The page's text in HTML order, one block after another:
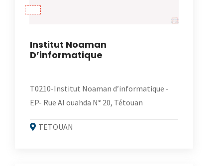
Institut Noaman
D’informatique
T0210-Institut Noaman d’informatique -
EP- Rue Al ouahda N° 20, Tétouan
TETOUAN